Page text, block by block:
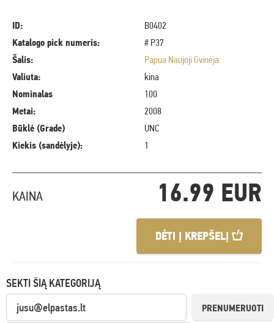
ID:
B0402
Katalogo pick numeris:
# P37
Šalis:
Papua Naujoji Gvinėja
Valiuta:
kina
Nominalas
100
Metai:
2008
Būklė (Grade)
UNC
Kiekis (sandėlyje):
1
KAINA 16.99 EUR
DĖTI Į KREPŠELĮ
SEKTI ŠIĄ KATEGORIJĄ
PRENUMERUOTI